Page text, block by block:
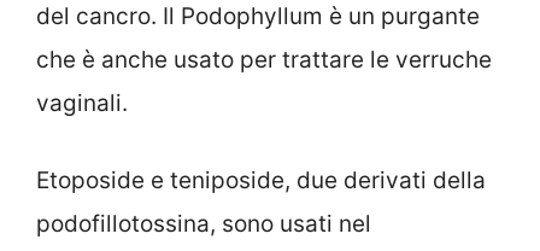
del cancro. Il Podophyllum è un purgante
che è anche usato per trattare le verruche
vaginali.
Etoposide e teniposide, due derivati della
podofillotossina, sono usati nel